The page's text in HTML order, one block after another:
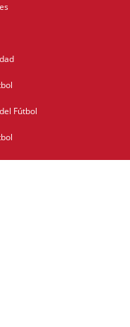
Fútbol